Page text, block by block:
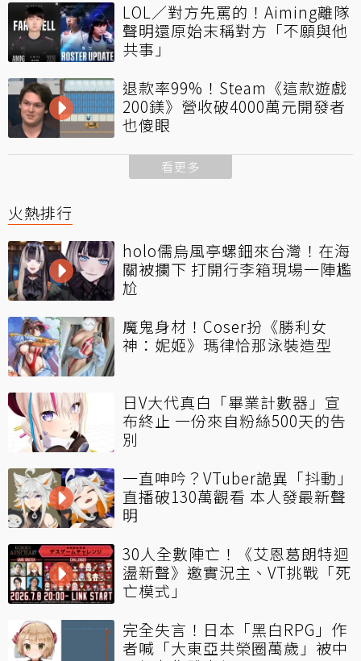
LOL／對方先罵的！Aiming離隊
聲明還原始末稱對方「不願與他
共事」
退款率99%！Steam《這款遊戲
200鎂》營收破4000萬元開發者
也傻眼
看更多
火熱排行
holo儒烏風亭螺鈿來台灣！在海
關被攔下 打開行李箱現場一陣尷
尬
魔鬼身材！Coser扮《勝利女
神：妮姬》瑪律恰那泳裝造型
日V大代真白「畢業計數器」宣
布終止 一份來自粉絲500天的告
別
一直呻吟？VTuber詭異「抖動」
直播破130萬觀看 本人發最新聲
明
30人全數陣亡！《艾恩葛朗特迴
盪新聲》邀實況主、VT挑戰「死
亡模式」
完全失言！日本「黑白RPG」作
者喊「大東亞共榮圈萬歲」被中